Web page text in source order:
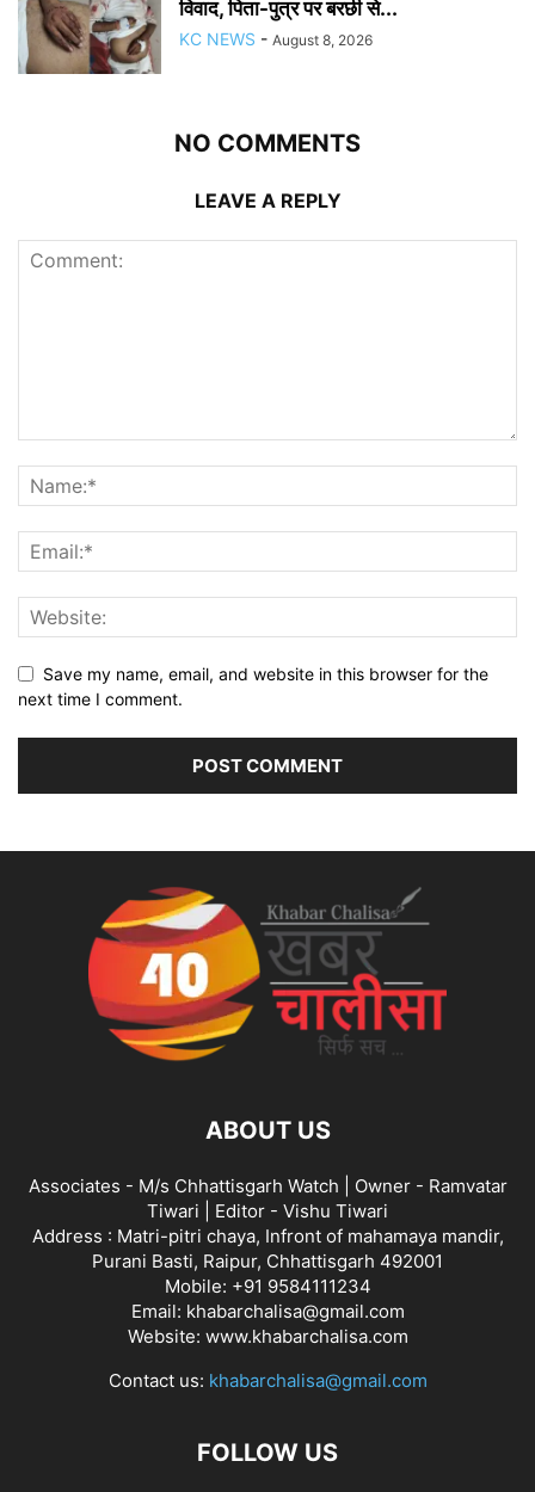
विवाद, पिता-पुत्र पर बरछी से...
KC NEWS - August 8, 2026
NO COMMENTS
LEAVE A REPLY
Save my name, email, and website in this browser for the
next time I comment.
ABOUT US
Associates - M/s Chhattisgarh Watch | Owner - Ramvatar
Tiwari | Editor - Vishu Tiwari
Address : Matri-pitri chaya, Infront of mahamaya mandir,
Purani Basti, Raipur, Chhattisgarh 492001
Mobile: +91 9584111234
Email: khabarchalisa@gmail.com
Website: www.khabarchalisa.com
Contact us: khabarchalisa@gmail.com
FOLLOW US